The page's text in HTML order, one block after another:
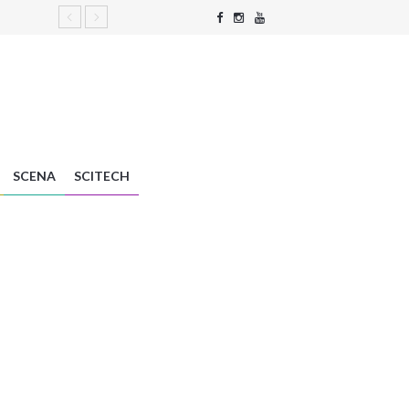
SCENA SCITECH